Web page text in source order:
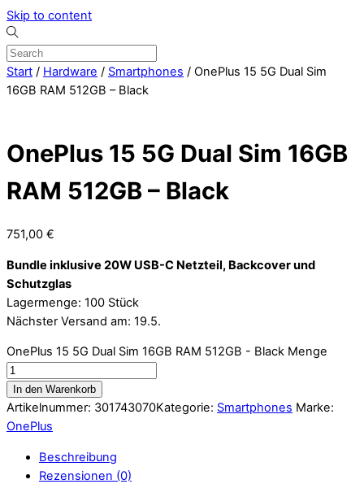
Skip to content
Start / Hardware / Smartphones / OnePlus 15 5G Dual Sim
16GB RAM 512GB – Black
OnePlus 15 5G Dual Sim 16GB
RAM 512GB – Black
751,00 €
Bundle inklusive 20W USB-C Netzteil, Backcover und
Schutzglas
Lagermenge: 100 Stück
Nächster Versand am: 19.5.
OnePlus 15 5G Dual Sim 16GB RAM 512GB - Black Menge
In den Warenkorb
Artikelnummer: 301743070Kategorie: Smartphones Marke:
OnePlus
Beschreibung
Rezensionen (0)